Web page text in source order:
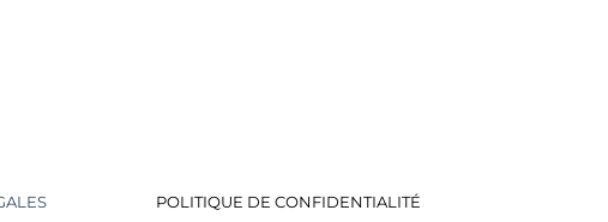
POLITIQUE DE CONFIDENTIALITÉ